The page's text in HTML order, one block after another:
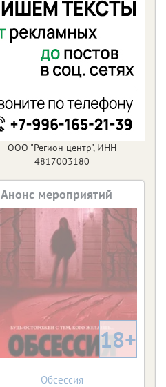
ООО "Регион центр", ИНН
4817003180
Анонс мероприятий
18+
Обсессия